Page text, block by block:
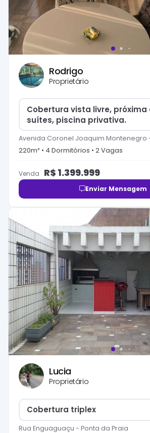
Rodrigo
Proprietário
Cobertura vista livre, próxima
suítes, piscina privativa.
Avenida Coronel Joaquim Montenegro
220m² • 4 Dormitórios • 2Vagas
Venda R$ 1.399.999
Enviar Mensagem
Lucia
Proprietário
Cobertura triplex
Rua Enguaguaçu - Ponta da Praia